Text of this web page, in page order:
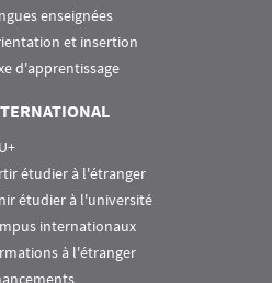
enseignées
et insertion
d'apprentissage
étudier à l'étranger
étudier à l'université
internationaux
à l'étranger